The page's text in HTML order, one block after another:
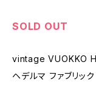
SOLD OUT
vintage VUOKKO
ヘデルマ ファブリック